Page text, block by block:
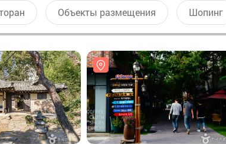
Объекты размещения Шопинг